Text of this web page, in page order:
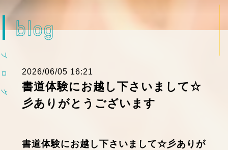
blog
ブ
ロ
グ
2026/06/05 16:21
書道体験にお越し下さいまして☆
彡ありがとうございます
書道体験にお越し下さいまして☆彡ありが